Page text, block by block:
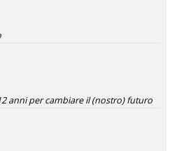
anni per cambiare il (nostro) futuro